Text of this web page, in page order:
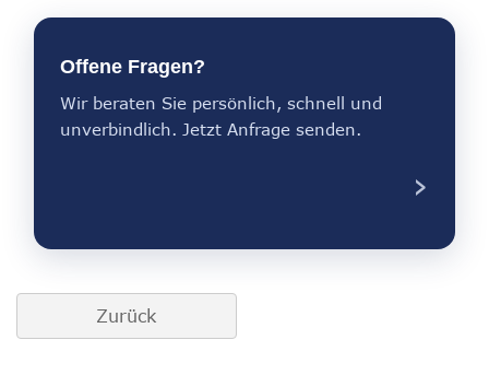
Offene Fragen?
Wir beraten Sie persönlich, schnell und
unverbindlich. Jetzt Anfrage senden.
›
Zurück